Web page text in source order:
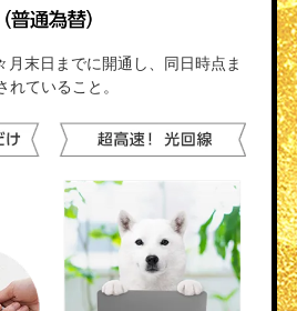
末日までに開通し、同日時点ま
ていること。